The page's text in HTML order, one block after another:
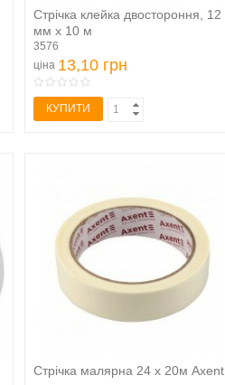
Стрічка клейка двостороння, 12
мм х 10 м
3576
ціна 13,10 грн
КУПИТИ
Стрічка малярна 24 х 20м Axent